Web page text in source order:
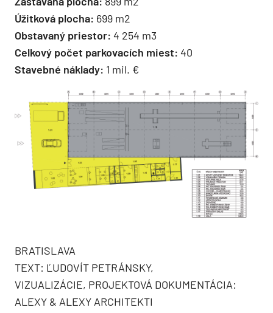
Úžitková plocha: 699 m2
Obstavaný priestor: 4 254 m3
Celkový počet parkovacích miest: 40
Stavebné náklady: 1 mil. €
BRATISLAVA
TEXT: ĽUDOVÍT PETRÁNSKY,
VIZUALIZÁCIE, PROJEKTOVÁ DOKUMENTÁCIA:
ALEXY & ALEXY ARCHITEKTI